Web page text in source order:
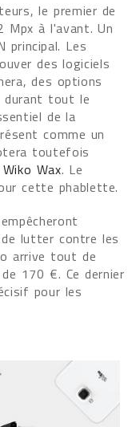
le premier de
Mpx à l'avant. Un
principal. Les
des logiciels
des options
durant tout le
de la
comme un
toutefois
Wiko Wax. Le
cette phablette.
lutter contre les
arrive tout de
170 €. Ce dernier
pour les